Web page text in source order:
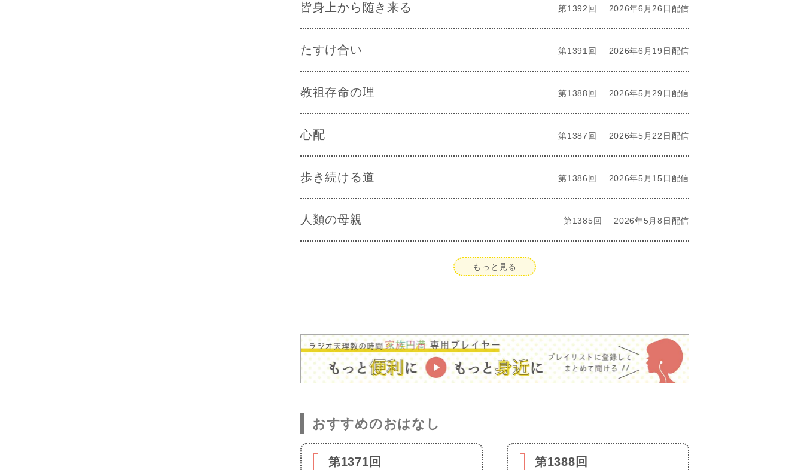
皆身上から随き来る 第1392回 2026年6月26日配信
たすけ合い 第1391回 2026年6月19日配信
教祖存命の理 第1388回 2026年5月29日配信
心配 第1387回 2026年5月22日配信
歩き続ける道 第1386回 2026年5月15日配信
人類の母親 第1385回 2026年5月8日配信
もっと見る
おすすめのおはなし
第1371回
第1388回